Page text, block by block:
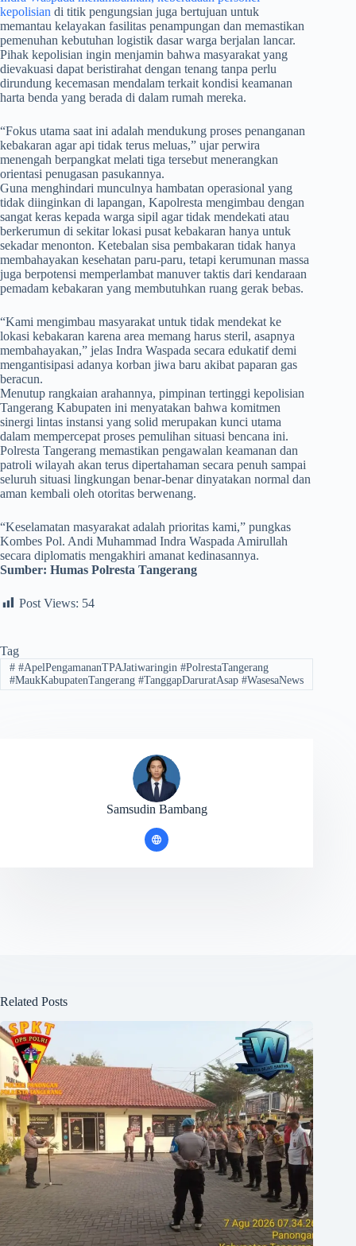
kepolisian di titik pengungsian juga bertujuan untuk
memantau kelayakan fasilitas penampungan dan memastikan
pemenuhan kebutuhan logistik dasar warga berjalan lancar.
Pihak kepolisian ingin menjamin bahwa masyarakat yang
dievakuasi dapat beristirahat dengan tenang tanpa perlu
dirundung kecemasan mendalam terkait kondisi keamanan
harta benda yang berada di dalam rumah mereka.
​“Fokus utama saat ini adalah mendukung proses penanganan
kebakaran agar api tidak terus meluas,” ujar perwira
menengah berpangkat melati tiga tersebut menerangkan
orientasi penugasan pasukannya.
Guna menghindari munculnya hambatan operasional yang
tidak diinginkan di lapangan, Kapolresta mengimbau dengan
sangat keras kepada warga sipil agar tidak mendekati atau
berkerumun di sekitar lokasi pusat kebakaran hanya untuk
sekadar menonton. Ketebalan sisa pembakaran tidak hanya
membahayakan kesehatan paru-paru, tetapi kerumunan massa
juga berpotensi memperlambat manuver taktis dari kendaraan
pemadam kebakaran yang membutuhkan ruang gerak bebas.
​“Kami mengimbau masyarakat untuk tidak mendekat ke
lokasi kebakaran karena area memang harus steril, asapnya
membahayakan,” jelas Indra Waspada secara edukatif demi
mengantisipasi adanya korban jiwa baru akibat paparan gas
beracun.
​Menutup rangkaian arahannya, pimpinan tertinggi kepolisian
Tangerang Kabupaten ini menyatakan bahwa komitmen
sinergi lintas instansi yang solid merupakan kunci utama
dalam mempercepat proses pemulihan situasi bencana ini.
Polresta Tangerang memastikan pengawalan keamanan dan
patroli wilayah akan terus dipertahaman secara penuh sampai
seluruh situasi lingkungan benar-benar dinyatakan normal dan
aman kembali oleh otoritas berwenang.
​“Keselamatan masyarakat adalah prioritas kami,” pungkas
Kombes Pol. Andi Muhammad Indra Waspada Amirullah
secara diplomatis mengakhiri amanat kedinasannya.
Sumber: Humas Polresta Tangerang
Post Views: 54
Tag
##ApelPengamananTPAJatiwaringin #PolrestaTangerang
#MaukKabupatenTangerang #TanggapDaruratAsap #WasesaNews
Samsudin Bambang
Related Posts